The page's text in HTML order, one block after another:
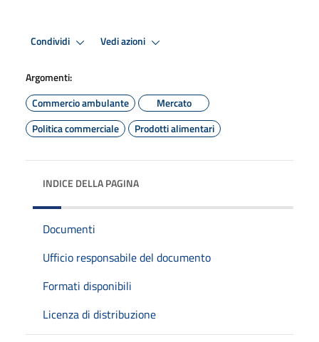
Condividi Vedi azioni
Argomenti:
Commercio ambulante
Mercato
Politica commerciale
Prodotti alimentari
INDICE DELLA PAGINA
Documenti
Ufficio responsabile del documento
Formati disponibili
Licenza di distribuzione